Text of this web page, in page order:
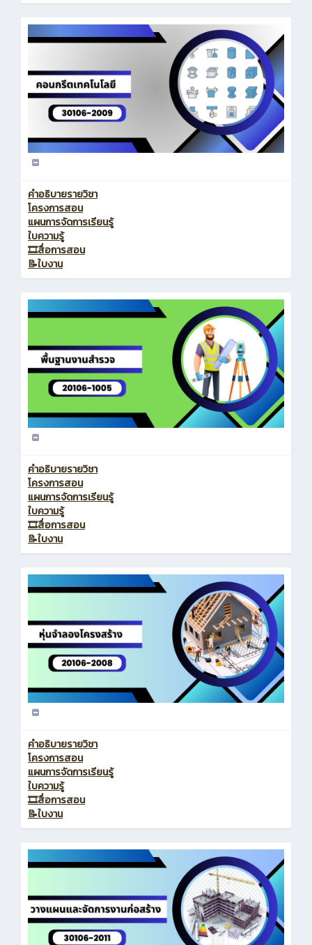
คำอธิบายรายวิชา
โครงการสอน
แผนการจัดการเรียนรู้
ใบความรู้
🎞️สื่อการสอน
📝ใบงาน
คำอธิบายรายวิชา
โครงการสอน
แผนการจัดการเรียนรู้
ใบความรู้
🎞️สื่อการสอน
📝ใบงาน
คำอธิบายรายวิชา
โครงการสอน
แผนการจัดการเรียนรู้
ใบความรู้
🎞️สื่อการสอน
📝ใบงาน